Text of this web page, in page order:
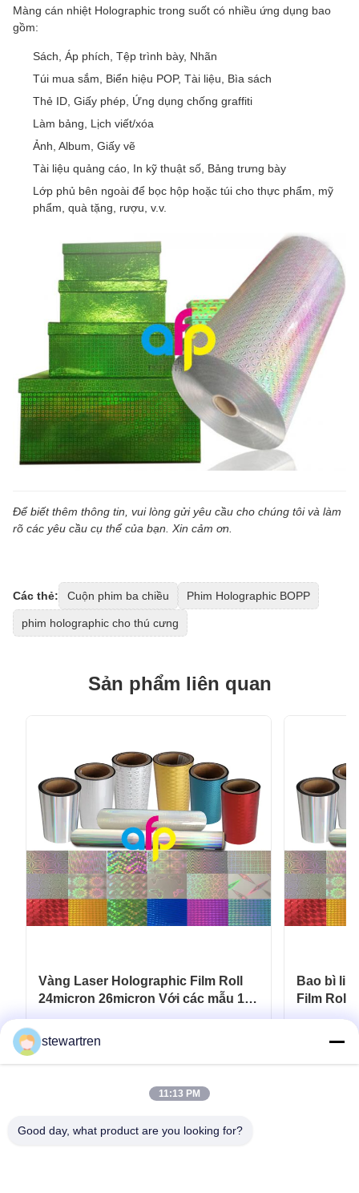
Màng cán nhiệt Holographic trong suốt có nhiều ứng dụng bao
gồm:
Sách, Áp phích, Tệp trình bày, Nhãn
Túi mua sắm, Biển hiệu POP, Tài liệu, Bìa sách
Thẻ ID, Giấy phép, Ứng dụng chống graffiti
Làm bảng, Lịch viết/xóa
Ảnh, Album, Giấy vẽ
Tài liệu quảng cáo, In kỹ thuật số, Bảng trưng bày
Lớp phủ bên ngoài để bọc hộp hoặc túi cho thực phẩm, mỹ
phẩm, quà tặng, rượu, v.v.
Để biết thêm thông tin, vui lòng gửi yêu cầu cho chúng tôi và làm
rõ các yêu cầu cụ thể của bạn. Xin cảm ơn.
Các thẻ: Cuộn phim ba chiều Phim Holographic BOPP
phim holographic cho thú cưng
Sản phẩm liên quan
Vàng Laser Holographic Film Roll
24micron 26micron Với các mẫu 180
- 1880mm
Nhận được giá tốt nhất
Bao bì
Film Roll
stewartren
11:13 PM
Good day, what product are you looking for?